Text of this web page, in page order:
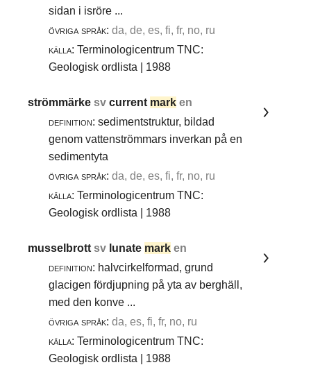
sidan i isröre ...
övriga språk: da, de, es, fi, fr, no, ru
källa: Terminologicentrum TNC:
Geologisk ordlista | 1988
strömmärkesvcurrent mark en
definition: sedimentstruktur, bildad
genom vattenströmmars inverkan på en
sedimentyta
övriga språk: da, de, es, fi, fr, no, ru
källa: Terminologicentrum TNC:
Geologisk ordlista | 1988
musselbrottsv lunate mark en
definition: halvcirkelformad, grund
glacigen fördjupning på yta av berghäll,
med den konve ...
övriga språk: da, es, fi, fr, no, ru
källa: Terminologicentrum TNC:
Geologisk ordlista | 1988